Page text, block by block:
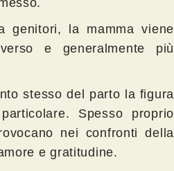
genitori, la mamma viene
e generalmente più
stesso del parto la figura
Spesso proprio
nei confronti della
e gratitudine.